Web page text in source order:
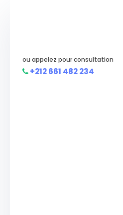
ou appelez pour consultation
+212 661 482 234